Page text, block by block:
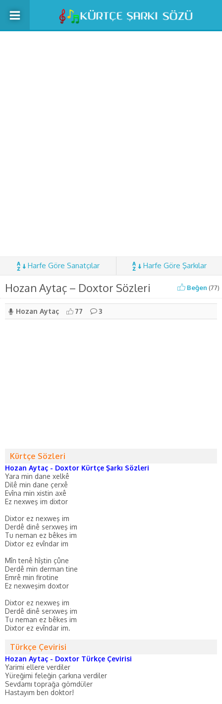
Harfe Göre Sanatçılar Harfe Göre Şarkılar
Hozan Aytaç – Doxtor Sözleri Beğen (77)
Hozan Aytaç 77 3
Kürtçe Sözleri
Hozan Aytaç - Doxtor Kürtçe Şarkı Sözleri
Yara min dane xelkê
Dilê min dane çerxê
Evîna min xistin axê
Ez nexweş im dixtor
Dixtor ez nexweş im
Derdê dinê serxweş im
Tu neman ez bêkes im
Dixtor ez evîndar im
Mîn tenê hîştin çûne
Derdê min derman tine
Emrê min firotine
Ez nexweşim doxtor
Dixtor ez nexweş im
Derdê dinê serxweş im
Tu neman ez bêkes im
Dixtor ez evîndar im.
Türkçe Çevirisi
Hozan Aytaç - Doxtor Türkçe Çevirisi
Yarimi ellere verdiler
Yüreğimi feleğin çarkına verdiler
Sevdamı toprağa gömdüler
Hastayım ben doktor!